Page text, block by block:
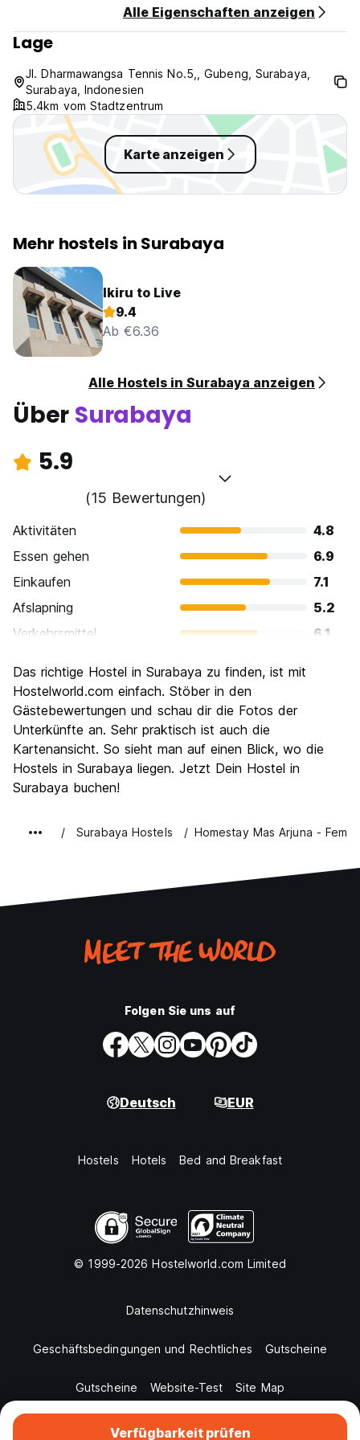
Free Cancellation 3D
This property limited to Female Only
Alle Eigenschaften anzeigen
Lage
Jl. Dharmawangsa Tennis No.5,, Gubeng, Surabaya,
Surabaya, Indonesien
5.4km vom Stadtzentrum
Karte anzeigen
Verfügbarkeit prüfen
Mehr hostels in Surabaya
Ikiru to Live
9.4
Ab €6.36
Alle Hostels in Surabaya anzeigen
Über Surabaya
5.9
(15 Bewertungen)
Aktivitäten
4.8
Essen gehen
6.9
Einkaufen
7.1
Afslapning
5.2
Verkehrsmittel
6.1
Kultur
Nachtleben / Party
Preis-Leistungsverhältnis
Das richtige Hostel in Surabaya zu finden, ist mit
Hostelworld.com einfach. Stöber in den
Gästebewertungen und schau dir die Fotos der
Unterkünfte an. Sehr praktisch ist auch die
Kartenansicht. So sieht man auf einen Blick, wo die
Hostels in Surabaya liegen. Jetzt Dein Hostel in
Surabaya buchen!
Surabaya Hostels Homestay Mas Arjuna -
Folgen Sie uns auf
Deutsch EUR
Hostels Hotels Bed and Breakfast
© 1999-2026 Hostelworld.com Limited
Datenschutzhinweis
Geschäftsbedingungen und Rechtliches Gutscheine
Gutscheine Website-Test Site Map